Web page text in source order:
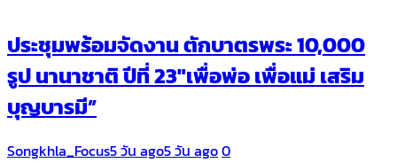
ประชุมพร้อมจัดงาน ตักบาตรพระ 10,000
รูป นานาชาติ ปีที่ 23″เพื่อพ่อ เพื่อแม่ เสริม
บุญบารมี”
Songkhla_Focus5 วัน ago5 วัน ago0